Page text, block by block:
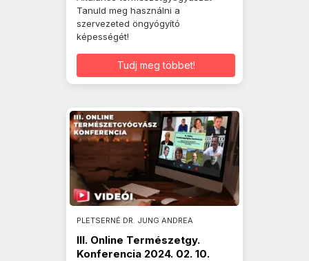
Tanuld meg használni a
szervezeted öngyógyító
képességét!
Tudj meg többet!
PLETSERNÉ DR. JUNG ANDREA
III. Online Természetgy.
Konferencia 2024. 02. 10.